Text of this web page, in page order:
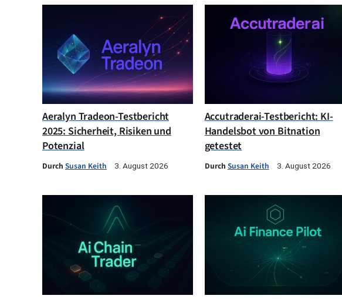
Aeralyn Tradeon-Testbericht
2025: Sicherheit, Risiken und
Potenzial
Durch Susan Keith 3. August 2026
Accutraderai-Testbericht: KI-
Handelsbot von Bitnation
getestet
Durch Susan Keith 3. August 2026